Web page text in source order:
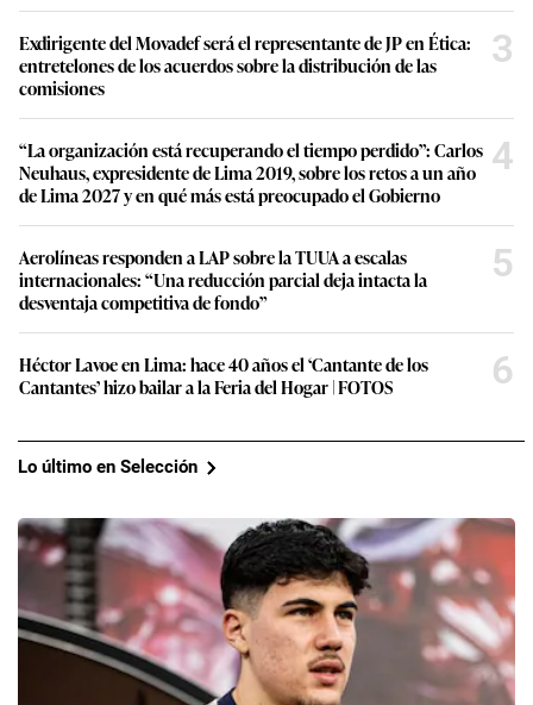
Exdirigente del Movadef será el representante de JP en Ética:
entretelones de los acuerdos sobre la distribución de las
comisiones
3
“La organización está recuperando el tiempo perdido”: Carlos
Neuhaus, expresidente de Lima 2019, sobre los retos a un año
de Lima 2027 y en qué más está preocupado el Gobierno
4
Aerolíneas responden a LAP sobre la TUUA a escalas
internacionales: “Una reducción parcial deja intacta la
desventaja competitiva de fondo”
5
Héctor Lavoe en Lima: hace 40 años el ‘Cantante de los
Cantantes’ hizo bailar a la Feria del Hogar | FOTOS
6
Lo último en Selección